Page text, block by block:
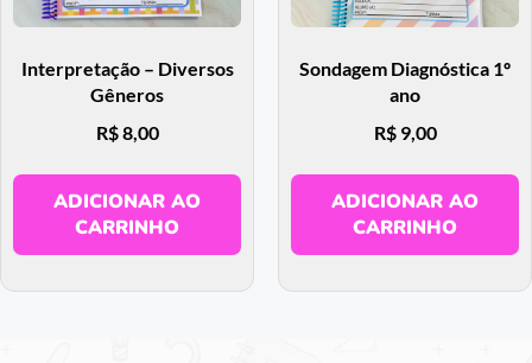
Interpretação – Diversos
Gêneros
R$8,00
ADICIONAR AO
CARRINHO
Sondagem Diagnóstica 1º
ano
R$9,00
ADICIONAR AO
CARRINHO